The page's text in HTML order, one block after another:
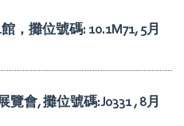
，攤位號碼: 10.1M71, 5月
會, 攤位號碼:J0331 , 8月